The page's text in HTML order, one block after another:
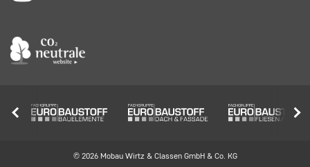
© 2026 Mobau Wirtz & Classen GmbH & Co. KG